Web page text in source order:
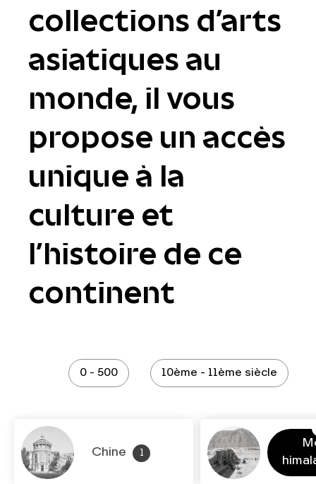
collections d'arts
asiatiques au
monde, il vous
propose un accès
unique à la
culture et
l’histoire de ce
continent
0 - 500 10ème - 11ème siècle
Chine